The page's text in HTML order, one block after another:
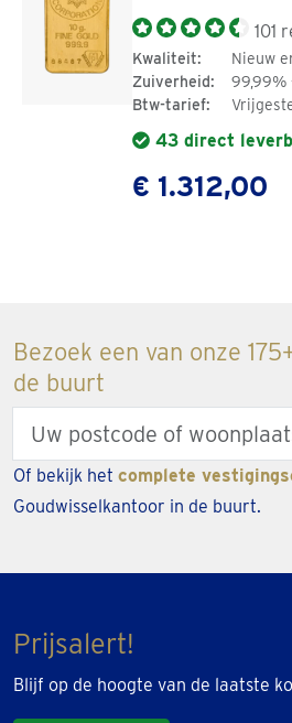
101
Kwaliteit:
Nieuw
Zuiverheid:
99,99%
Btw-tarief:
43 direct
€ 1.312,00
Bezoek een van onze
de buurt
zipcode
or
Of bekijk het complete
Goudwisselkantoor in de buurt.
Prijsalert!
Blijf op de hoogte van de laatste